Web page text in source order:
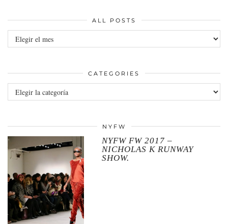
ALL POSTS
All
posts
CATEGORIES
Categories
NYFW
NYFW FW 2017 –
NICHOLAS K RUNWAY
SHOW.